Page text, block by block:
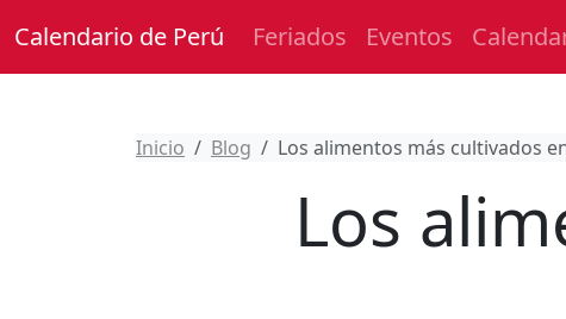
Calendario de Perú Feriados Eventos
Inicio Blog Los alimentos más cultivados
Los